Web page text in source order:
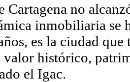
Cartagena no
inmobiliaria se
es la ciudad
valor histórico,
el Igac.